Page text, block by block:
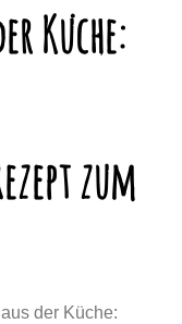
Küche:
zum
der Küche: